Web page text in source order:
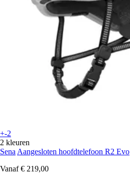
+-2
2 kleuren
Sena Aangesloten hoofdtelefoon R2 Evo
Vanaf € 219,00